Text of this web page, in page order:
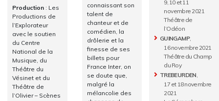
Production : Les
Productions de
l’Explorateur
avec le soutien
du Centre
National de la
Musique, du
Théâtre du
Vésinet et du
Théâtre de
l’Olivier – Scènes
connaissant son
talent de
chanteur et de
comédien, la
drôlerie et la
finesse de ses
billets pour
France Inter, on
se doute que,
malgré la
mélancolie des
9, 10 et 11
novembre 2021
Théâtre de
l’Odéon
GUINGAMP,
16 novembre 2021
Théâtre du Champ
du Roy
TREBEURDEN,
17 et 18 novembre
2021